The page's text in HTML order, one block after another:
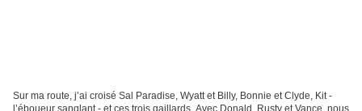
Sur ma route, j’ai croisé Sal Paradise, Wyatt et Billy, Bonnie et Clyde, Kit -
l’éboueur sanglant - et ces trois gaillards. Avec Donald, Rusty et Vance, nous